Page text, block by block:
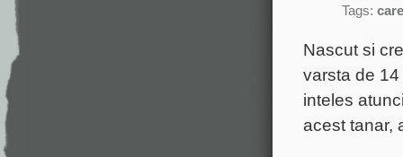
Tags:
Nascut si
varsta de
inteles
acest tanar,